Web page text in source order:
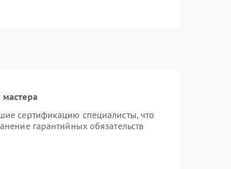
сертификацию специалисты, что
гарантийных обязательств